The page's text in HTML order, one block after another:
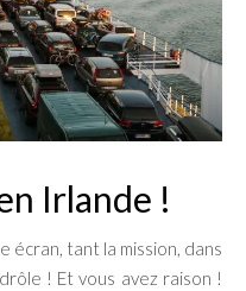
Irlande !
écran, tant la mission, dans
! Et vous avez raison !